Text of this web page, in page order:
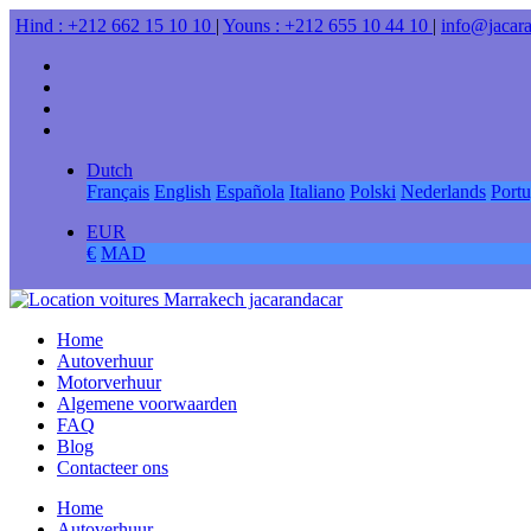
Hind : +212 662 15 10 10 | Youns : +212 655 10 44 10 |
Dutch
Français English Española Italiano Polski Nederlands
EUR
€ MAD
Home
Autoverhuur
Motorverhuur
Algemene voorwaarden
FAQ
Blog
Contacteer ons
Home